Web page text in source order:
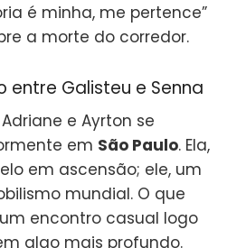
é minha, me pertence”
a morte do corredor.
entre Galisteu e Senna
e Ayrton se
em São Paulo. Ela,
em ascensão; ele, um
mundial. O que
encontro casual logo
algo mais profundo.